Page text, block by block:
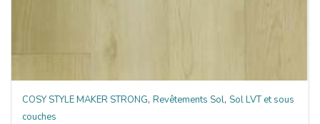
COSY STYLE MAKER STRONG, Revêtements Sol, Sol LVT et sous
couches